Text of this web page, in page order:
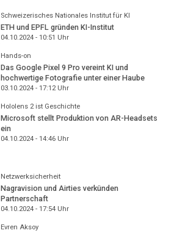
Schweizerisches Nationales Institut für KI
ETH und EPFL gründen KI-Institut
04.10.2024 - 10:51 Uhr
Hands-on
Das Google Pixel 9 Pro vereint KI und
hochwertige Fotografie unter einer Haube
03.10.2024 - 17:12Uhr
Hololens 2 ist Geschichte
Microsoft stellt Produktion von AR-Headsets
ein
04.10.2024 - 14:46Uhr
Netzwerksicherheit
Nagravision und Airties verkünden
Partnerschaft
04.10.2024 - 17:54Uhr
Evren Aksoy